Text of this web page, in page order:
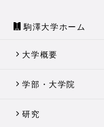
駒澤大学ホーム
大学概要
学部・大学院
研究